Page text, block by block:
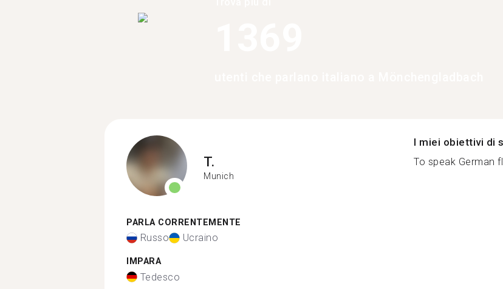
T.
Munich
PARLA CORRENTEMENTE
Russo Ucraino
IMPARA
Tedesco
I miei obiettivi di
To speak German